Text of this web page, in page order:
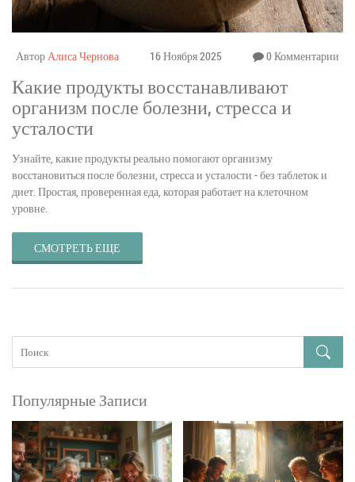
АвторАлиса Чернова 16 Ноября 2025 0 Комментарии
Какие продукты восстанавливают
организм после болезни, стресса и
усталости
Узнайте, какие продукты реально помогают организму
восстановиться после болезни, стресса и усталости - без таблеток и
диет. Простая, проверенная еда, которая работает на клеточном
уровне.
СМОТРЕТЬ ЕЩЕ
Популярные Записи